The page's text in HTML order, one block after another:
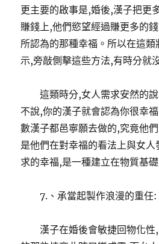
更主要的啟事是,婚後,漢子把更
賺錢上,他們慾望經過賺更多的
所認為的那種幸福。所以在這
示,旁敲側擊這些方法,有時分就
這類時分,女人需求安然的說
不說,你的漢子就會認為你很幸
數漢子都邑寧願去做的,究竟他
是他們在對幸福的看法上與女
求的幸福,是一種建立在物質基
7.、承當起製作浪漫的重任:
漢子在婚後會敏捷回物化性,